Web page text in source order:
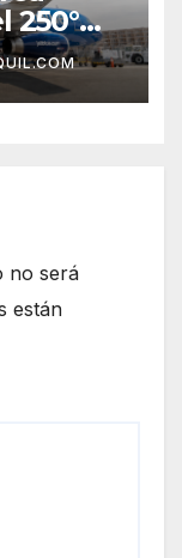
250°
Unidos
no será
están